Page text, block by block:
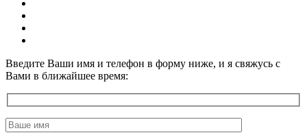
Введите Ваши имя и телефон в форму ниже, и я свяжусь с
Вами в ближайшее время: